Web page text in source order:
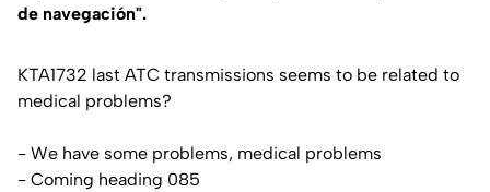
de navegación".
KTA1732 last ATC transmissions seems to be related to
medical problems?
- We have some problems, medical problems
- Coming heading 085